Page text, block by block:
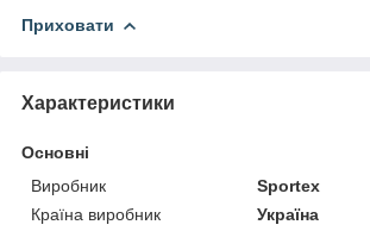
Приховати
Характеристики
Основні
Виробник
Sportex
Країна виробник
Україна